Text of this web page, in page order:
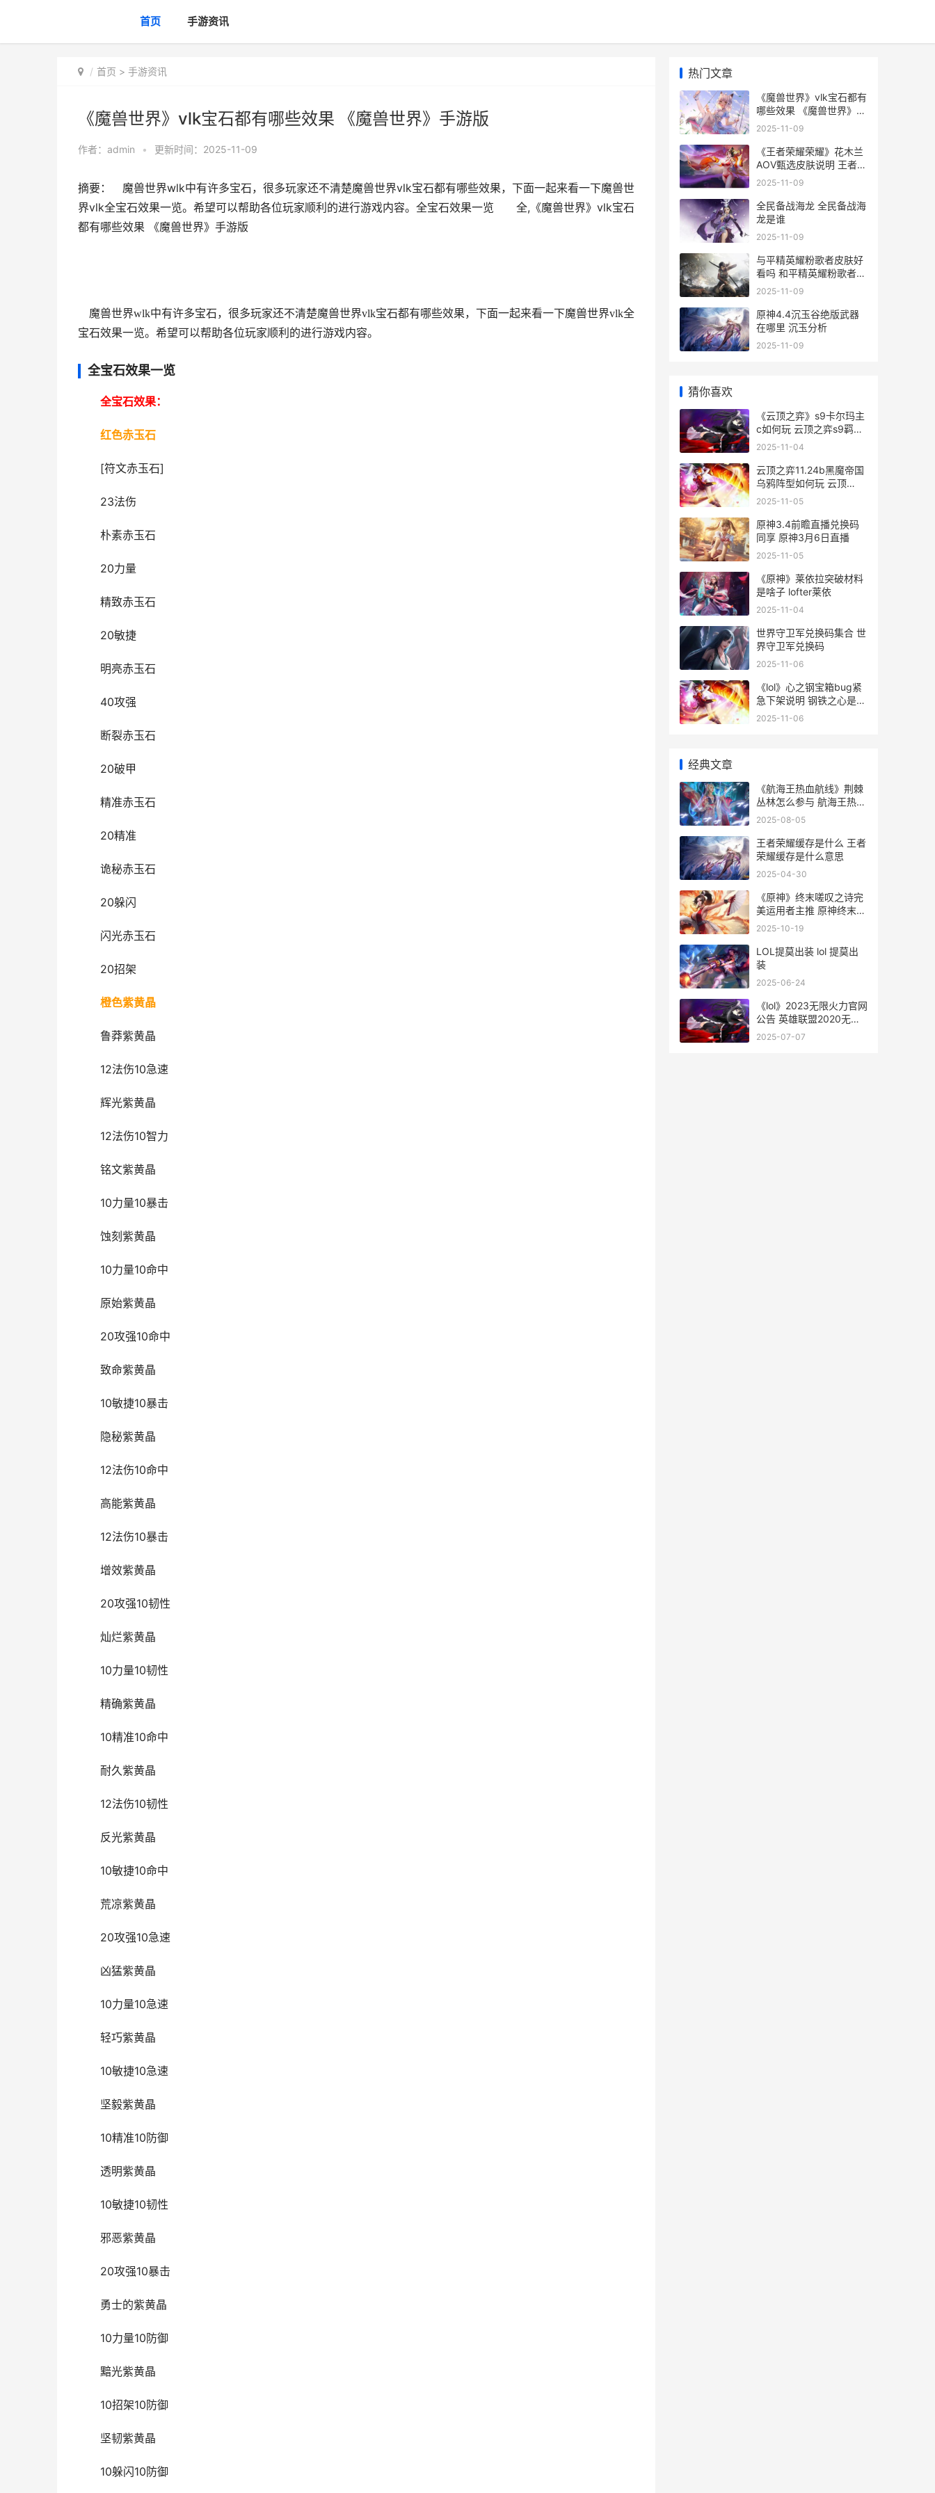
首页 手游资讯
首页 > 手游资讯
《魔兽世界》vlk宝石都有哪些效果 《魔兽世界》手游版
作者： admin • 更新时间：2025-11-09
摘要： 魔兽世界wlk中有许多宝石，很多玩家还不清楚魔兽世界vlk宝石都有哪些效果，下面一起来看一下魔兽世
界vlk全宝石效果一览。希望可以帮助各位玩家顺利的进行游戏内容。全宝石效果一览 全,《魔兽世界》vlk宝石
都有哪些效果 《魔兽世界》手游版
魔兽世界wlk中有许多宝石，很多玩家还不清楚魔兽世界vlk宝石都有哪些效果，下面一起来看一下魔兽世界vlk全
宝石效果一览。希望可以帮助各位玩家顺利的进行游戏内容。
全宝石效果一览
全宝石效果：
红色赤玉石
[符文赤玉石]
23法伤
朴素赤玉石
20力量
精致赤玉石
20敏捷
明亮赤玉石
40攻强
断裂赤玉石
20破甲
精准赤玉石
20精准
诡秘赤玉石
20躲闪
闪光赤玉石
20招架
橙色紫黄晶
鲁莽紫黄晶
12法伤10急速
辉光紫黄晶
12法伤10智力
铭文紫黄晶
10力量10暴击
蚀刻紫黄晶
10力量10命中
原始紫黄晶
20攻强10命中
致命紫黄晶
10敏捷10暴击
隐秘紫黄晶
12法伤10命中
高能紫黄晶
12法伤10暴击
增效紫黄晶
20攻强10韧性
灿烂紫黄晶
10力量10韧性
精确紫黄晶
10精准10命中
耐久紫黄晶
12法伤10韧性
反光紫黄晶
10敏捷10命中
荒凉紫黄晶
20攻强10急速
凶猛紫黄晶
10力量10急速
轻巧紫黄晶
10敏捷10急速
坚毅紫黄晶
10精准10防御
透明紫黄晶
10敏捷10韧性
邪恶紫黄晶
20攻强10暴击
勇士的紫黄晶
10力量10防御
黯光紫黄晶
10招架10防御
坚韧紫黄晶
10躲闪10防御
热门文章
《魔兽世界》vlk宝石都有
哪些效果 《魔兽世界》手
游版
2025-11-09
《王者荣耀荣耀》花木兰
AOV甄选皮肤说明 王者荣
耀荣耀之章命运篇
2025-11-09
全民备战海龙 全民备战海
龙是谁
2025-11-09
与平精英耀粉歌者皮肤好
看吗 和平精英耀粉歌者捏
脸数据
2025-11-09
原神4.4沉玉谷绝版武器
在哪里 沉玉分析
2025-11-09
猜你喜欢
《云顶之弈》s9卡尔玛主
c如何玩 云顶之弈s9羁绊
一览表
2025-11-04
云顶之弈11.24b黑魔帝国
乌鸦阵型如何玩 云顶
11.13黑夜
2025-11-05
原神3.4前瞻直播兑换码
同享 原神3月6日直播
2025-11-05
《原神》莱依拉突破材料
是啥子 lofter莱依
2025-11-04
世界守卫军兑换码集合 世
界守卫军兑换码
2025-11-06
《lol》心之钢宝箱bug紧
急下架说明 钢铁之心是什
么型号
2025-11-06
经典文章
《航海王热血航线》荆棘
丛林怎么参与 航海王热血
航线七水之城宝藏探寻
2025-08-05
王者荣耀缓存是什么 王者
荣耀缓存是什么意思
2025-04-30
《原神》终末嗟叹之诗完
美运用者主推 原神终末嗟
叹之弓
2025-10-19
LOL提莫出装 lol 提莫出
装
2025-06-24
《lol》2023无限火力官网
公告 英雄联盟2020无限
火力官方公告无限火力
2025-07-07